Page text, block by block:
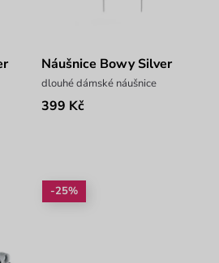
Náušnice Bowy Silver
dlouhé dámské náušnice
399 Kč
-25%